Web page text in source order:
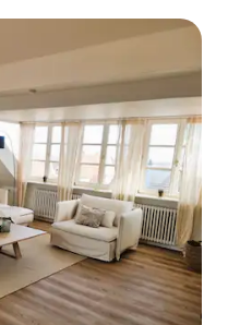
hóspedes